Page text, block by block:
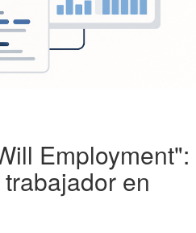
Employment":
en